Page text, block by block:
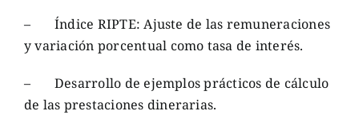
– Índice RIPTE: Ajuste de las remuneraciones
y variación porcentual como tasa de interés.
– Desarrollo de ejemplos prácticos de cálculo
de las prestaciones dinerarias.